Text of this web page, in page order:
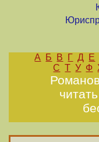
А Б В Г Д Е
С Т У Ф